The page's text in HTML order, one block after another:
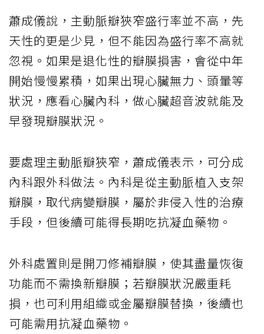
蕭成儀說，主動脈瓣狹窄盛行率並不高，先
天性的更是少見，但不能因為盛行率不高就
忽視。如果是退化性的瓣膜損害，會從中年
開始慢慢累積，如果出現心臟無力、頭暈等
狀況，應看心臟內科，做心臟超音波就能及
早發現瓣膜狀況。
要處理主動脈瓣狹窄，蕭成儀表示，可分成
內科跟外科做法。內科是從主動脈植入支架
瓣膜，取代病變瓣膜，屬於非侵入性的治療
手段，但後續可能得長期吃抗凝血藥物。
外科處置則是開刀修補瓣膜，使其盡量恢復
功能而不需換新瓣膜；若瓣膜狀況嚴重耗
損，也可利用組織或金屬瓣膜替換，後續也
可能需用抗凝血藥物。